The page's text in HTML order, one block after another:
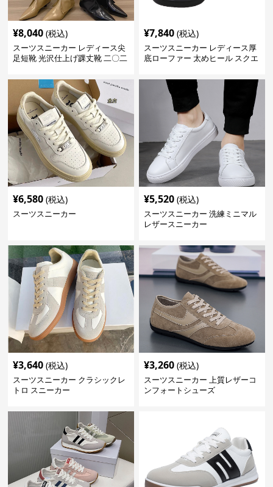
¥8,040 (税込)
スーツスニーカー レディース尖
足短靴 光沢仕上げ踝丈靴 二〇二
¥7,840 (税込)
スーツスニーカー レディース厚
底ローファー 太めヒール スクエ
¥6,580 (税込)
スーツスニーカー
¥5,520 (税込)
スーツスニーカー 洗練ミニマル
レザースニーカー
¥3,640 (税込)
スーツスニーカー クラシックレ
トロ スニーカー
¥3,260 (税込)
スーツスニーカー 上質レザーコ
ンフォートシューズ